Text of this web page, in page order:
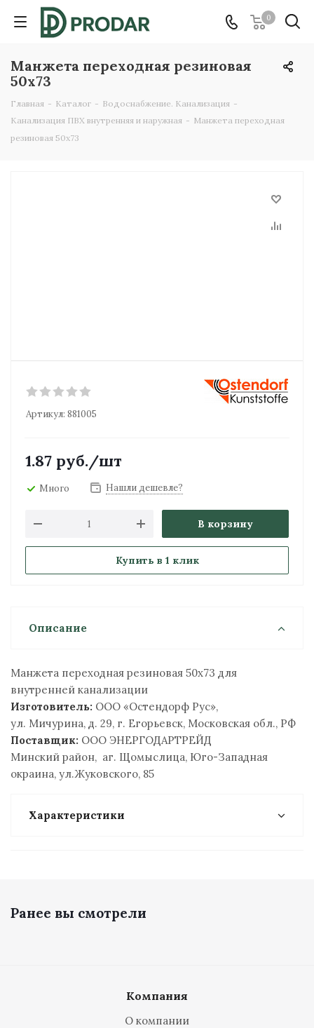
0
Манжета переходная резиновая
50х73
Главная - Каталог - Водоснабжение. Канализация -
Канализация ПВХ внутренняя и наружная - Манжета переходная
резиновая 50х73
Артикул: 881005
1.87 руб./шт
Много Нашли дешевле?
В корзину
Купить в 1 клик
Описание
Манжета переходная резиновая 50х73 для
внутренней канализации
Изготовитель: ООО «Остендорф Рус»,
ул. Мичурина, д. 29, г. Егорьевск, Московская обл., РФ
Поставщик: ООО ЭНЕРГОДАРТРЕЙД
Минский район, аг. Щомыслица, Юго-Западная
окраина, ул.Жуковского, 85
Характеристики
Ранее вы смотрели
Компания
О компании